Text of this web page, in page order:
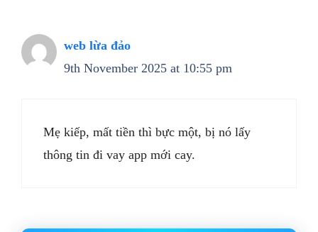
web lừa đảo
9th November 2025 at 10:55 pm
Mẹ kiếp, mất tiền thì bực một, bị nó lấy
thông tin đi vay app mới cay.